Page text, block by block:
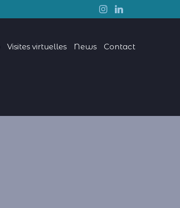
Visites virtuelles News Contact